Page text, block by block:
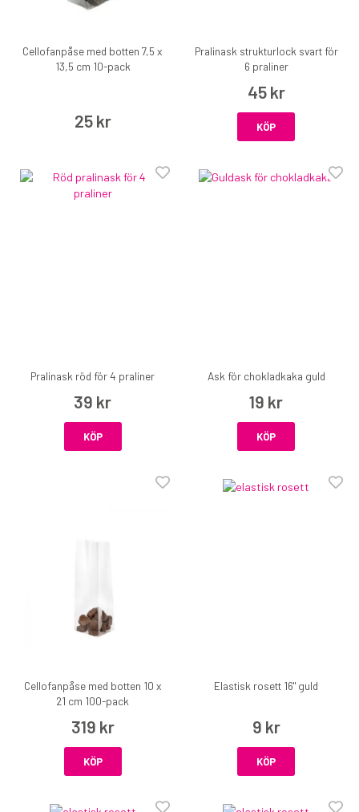
Cellofanpåse med botten 7,5 x
13,5 cm 10-pack
25 kr
Pralinask strukturlock svart för
6 praliner
45 kr
KÖP
Pralinask röd för 4 praliner
39 kr
KÖP
Ask för chokladkaka guld
19 kr
KÖP
Cellofanpåse med botten 10 x
21 cm 100-pack
319 kr
KÖP
Elastisk rosett 16" guld
9 kr
KÖP